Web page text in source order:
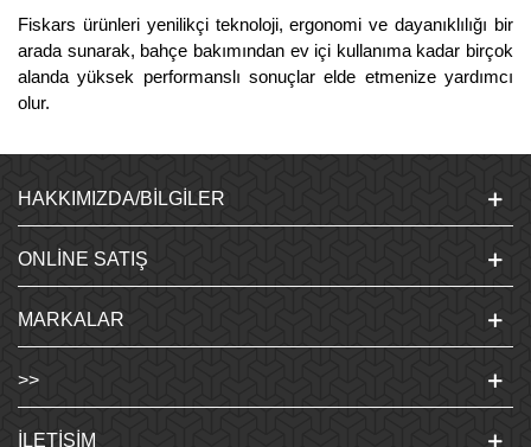
Fiskars ürünleri yenilikçi teknoloji, ergonomi ve dayanıklılığı bir
arada sunarak, bahçe bakımından ev içi kullanıma kadar birçok
alanda yüksek performanslı sonuçlar elde etmenize yardımcı
olur.
HAKKIMIZDA/BILGILER
ONLINE SATIŞ
MARKALAR
>>
İLETIŞIM